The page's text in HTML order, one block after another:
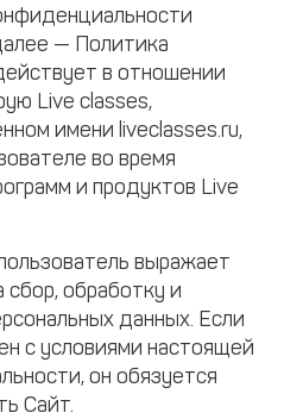
— Политика
в отношении
Live classes,
имени liveclasses.ru,
во время
и продуктов Live
выражает
сбор, обработку и
данных. Если
с условиями настоящей
он обязуется
Сайт.